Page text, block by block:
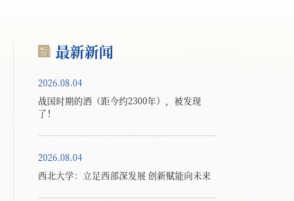
最新新闻
2026.08.04
战国时期的酒（距今约2300年），被发现
了！
2026.08.04
西北大学：立足西部深发展 创新赋能向未来